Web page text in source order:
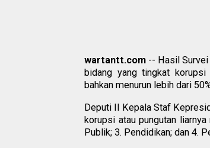
wartantt.com -- Hasil
bidang yang tingkat korupsi
bahkan menurun lebih dari
Deputi II Kepala Staf
korupsi atau pungutan
Publik; 3. Pendidikan; dan 4.